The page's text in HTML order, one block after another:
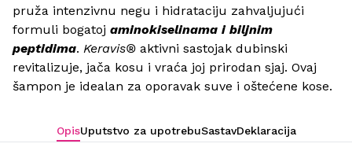
pruža intenzivnu negu i hidrataciju zahvaljujući
formuli bogatoj aminokiselinama i biljnim
peptidima. Keravis® aktivni sastojak dubinski
revitalizuje, jača kosu i vraća joj prirodan sjaj. Ovaj
šampon je idealan za oporavak suve i oštećene kose.
OpisUputstvo za upotrebuSastavDeklaracija